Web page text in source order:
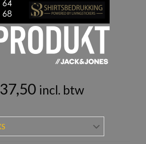
37,50 incl. btw